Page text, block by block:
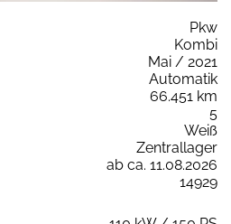
Pkw
Kombi
Mai / 2021
Automatik
66.451 km
5
Weiß
Zentrallager
ab ca. 11.08.2026
14929